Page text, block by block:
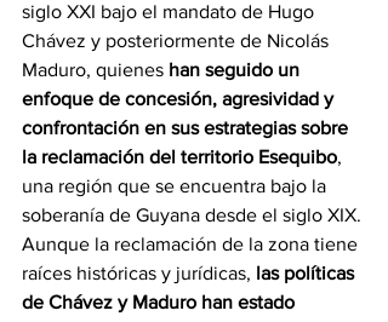
siglo XXI bajo el mandato de Hugo
Chávez y posteriormente de Nicolás
Maduro, quienes han seguido un
enfoque de concesión, agresividad y
confrontación en sus estrategias sobre
la reclamación del territorio Esequibo,
una región que se encuentra bajo la
soberanía de Guyana desde el siglo XIX.
Aunque la reclamación de la zona tiene
raíces históricas y jurídicas, las políticas
de Chávez y Maduro han estado